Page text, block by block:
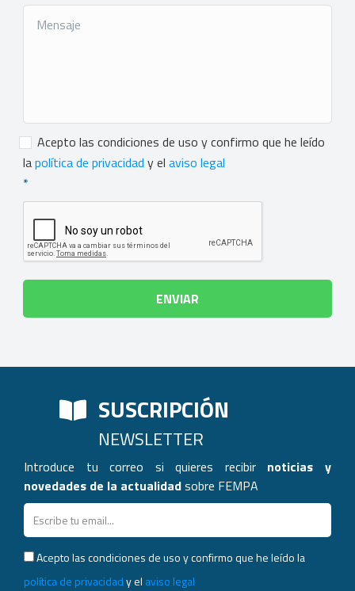
Consentimiento*
Acepto las condiciones de uso y confirmo que he leído
lapolítica de privacidad y el aviso legal
*
SUSCRIPCIÓN
NEWSLETTER
Introduce tu correo si quieres recibir noticias y
novedades de la actualidadsobre FEMPA
Acepto las condiciones de uso y confirmo que he leído la
política de privacidady el aviso legal